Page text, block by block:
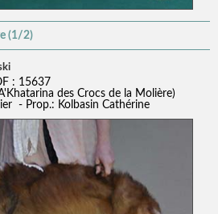
(1/2)
: 15637
des Crocs de la Molière)
- Prop.: Kolbasin Cathérine